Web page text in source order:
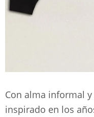
Con alma informal
inspirado en los